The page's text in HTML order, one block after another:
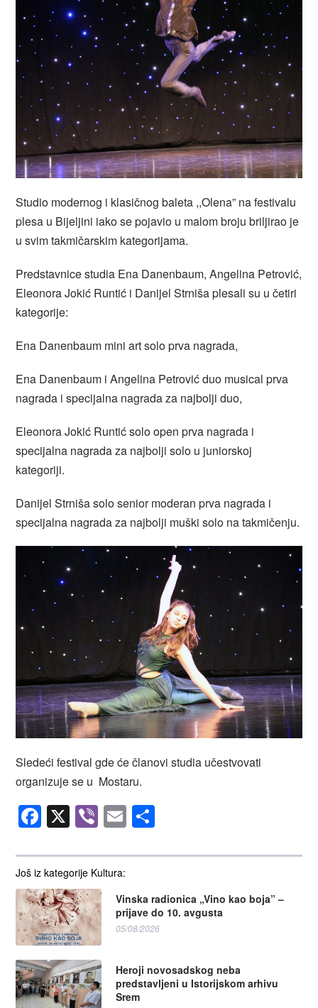
Još iz kategorije Kultura:
Vinska radionica „Vino kao boja” –
prijave do 10. avgusta
05/08/2026
Heroji novosadskog neba
predstavljeni u Istorijskom arhivu
Srem
Studio modernog i klasičnog baleta ,,Olena” na festivalu
plesa u Bijeljini iako se pojavio u malom broju briljirao je
u svim takmičarskim kategorijama.
Predstavnice studia Ena Danenbaum, Angelina Petrović,
Eleonora Jokić Runtić i Danijel Strniša plesali su u četiri
kategorije:
Ena Danenbaum mini art solo prva nagrada,
Ena Danenbaum i Angelina Petrović duo musical prva
nagrada i specijalna nagrada za najbolji duo,
Eleonora Jokić Runtić solo open prva nagrada i
specijalna nagrada za najbolji solo u juniorskoj
kategoriji.
Danijel Strniša solo senior moderan prva nagrada i
specijalna nagrada za najbolji muški solo na takmičenju.
Sledeći festival gde će članovi studia učestvovati
organizuje se u Mostaru.
Facebook
X ViberEmail